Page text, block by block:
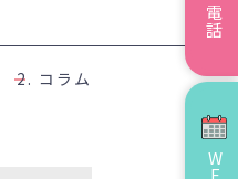
電話
コラム